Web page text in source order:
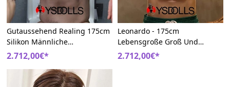
Gutaussehend Realing 175cm
Silikon Männliche
Liebespuppe Echt
2.712,00€*
Leonardo - 175cm
Lebensgroße Groß Und
Energisch Männlich Realdoll
2.712,00€*